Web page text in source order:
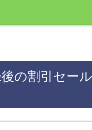
の割引セー